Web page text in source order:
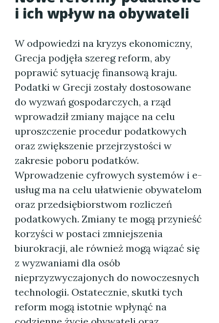
i ich wpływ na obywateli
W odpowiedzi na kryzys ekonomiczny,
Grecja podjęła szereg reform, aby
poprawić sytuację finansową kraju.
Podatki w Grecji zostały dostosowane
do wyzwań gospodarczych, a rząd
wprowadził zmiany mające na celu
uproszczenie procedur podatkowych
oraz zwiększenie przejrzystości w
zakresie poboru podatków.
Wprowadzenie cyfrowych systemów i e-
usług ma na celu ułatwienie obywatelom
oraz przedsiębiorstwom rozliczeń
podatkowych. Zmiany te mogą przynieść
korzyści w postaci zmniejszenia
biurokracji, ale również mogą wiązać się
z wyzwaniami dla osób
nieprzyzwyczajonych do nowoczesnych
technologii. Ostatecznie, skutki tych
reform mogą istotnie wpłynąć na